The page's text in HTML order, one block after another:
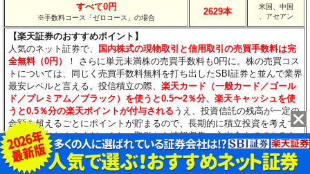
すべて0円
※手数料コース「ゼロコース」の場合
2629本
米国、中国
、アセアン
【楽天証券のおすすめポイント】
人気のネット証券で、
国内株式の現物取引と信用取引の売買手数料は完
全無料（0円）
！ さらに単元未満株の売買手数料も0円に。株の売買コス
トについては、同じく売買手数料無料を打ち出したSBI証券と並んで業界
最安レベルと言える。投信積立の際、楽天カード（一般カード／ゴール
ド／プレミアム／ブラック）を使うと0.5〜2％分、楽天キャッシュを使
うと0.5％分の楽天ポイントが付与される うえ、投資信託の残高が一定の
金額を超えるごとにポイントが貯まるので、長期的に積立投資を考えて
いる人にはおすすめだ。また、取引から情報収集、入出金までできるト
レードツールの元祖「マーケットスピード」が人気。ツール内で日経テ
レコン（楽天証券版）が利用できるのも大きなメリットだろう。投資信